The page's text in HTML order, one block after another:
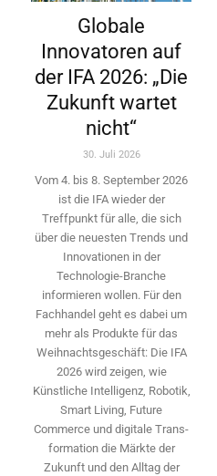
Globale
Innovatoren auf
der IFA 2026: „Die
Zukunft wartet
nicht“
30. Juli 2026
Vom 4. bis 8. September 2026
ist die IFA wieder der
Treffpunkt für alle, die sich
über die neuesten Trends und
Innovationen in der
Technologie-­Branche
informieren wollen. Für den
Fachhandel geht es dabei um
mehr als Produkte für das
Weihnachtsgeschäft: Die IFA
2026 wird ­zeigen, wie
Künstliche Intelligenz, Robotik,
Smart Living, Future
Commerce und digitale Trans­
formation die Märkte der
Zukunft und den Alltag der